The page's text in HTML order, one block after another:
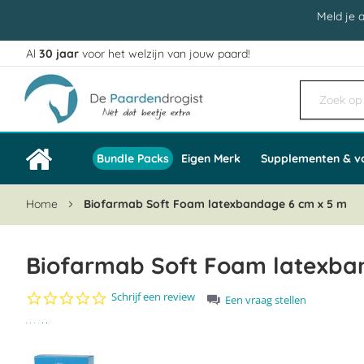
Meld je
Ga
naar
de
inhoud
Al 30 jaar voor het welzijn van jouw paard!
Bundle Packs Eigen Merk Supplementen &
Home Biofarmab Soft Foam latexbandage 6 cm x 5 m
Biofarmab Soft Foam
0.0
Schrijf een review
Een vraag stellen
het